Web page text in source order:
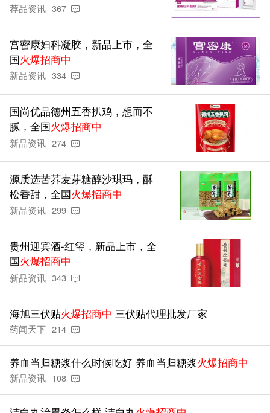
荐品资讯 367
宫密康妇科凝胶，新品上市，全
国火爆招商中
新品资讯 334
国尚优品德州五香扒鸡，想而不
腻，全国火爆招商中
新品资讯 274
源质选苦荞麦芽糖醇沙琪玛，酥
松香甜，全国火爆招商中
新品资讯 299
贵州迎宾酒-红玺，新品上市，全
国火爆招商中
新品资讯 343
海旭三伏贴火爆招商中 三伏贴代理批发厂家
药闻天下 214
养血当归糖浆什么时候吃好 养血当归糖浆火爆招商中
新品资讯 108